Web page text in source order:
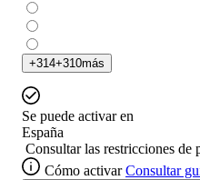
+314+310más
Se puede activar en
España
Consultar las restricciones de
Cómo activar Consultar